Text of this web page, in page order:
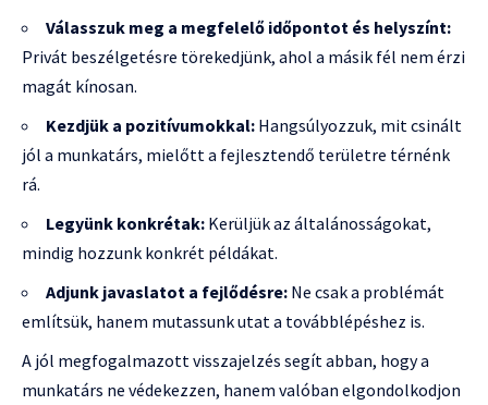
Válasszuk meg a megfelelő időpontot és helyszínt:
Privát beszélgetésre törekedjünk, ahol a másik fél nem érzi
magát kínosan.
Kezdjük a pozitívumokkal: Hangsúlyozzuk, mit csinált
jól a munkatárs, mielőtt a fejlesztendő területre térnénk
rá.
Legyünk konkrétak: Kerüljük az általánosságokat,
mindig hozzunk konkrét példákat.
Adjunk javaslatot a fejlődésre: Ne csak a problémát
említsük, hanem mutassunk utat a továbblépéshez is.
A jól megfogalmazott visszajelzés segít abban, hogy a
munkatárs ne védekezzen, hanem valóban elgondolkodjon